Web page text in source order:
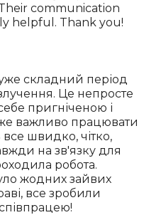
communication
helpful. Thank you!
складний період
Це непросте
пригніченою і
важливо працювати
все швидко, чітко,
на зв'язку для
робота.
жодних зайвих
все зробили